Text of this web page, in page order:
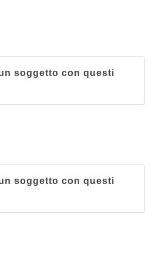
soggetto con questi
soggetto con questi